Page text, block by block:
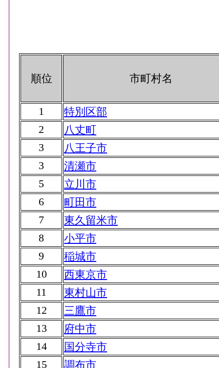
順位 市町村名
1
特別区部
2
八丈町
3
八王子市
3
清瀬市
5
立川市
6
町田市
7
東久留米市
8
小平市
9
稲城市
10
西東京市
11
東村山市
12
三鷹市
13
府中市
14
国分寺市
15
調布市